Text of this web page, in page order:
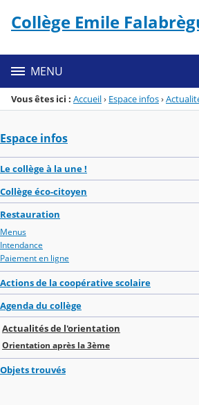
Menu de la rubrique
Contenu
Collège Emile
MENU
Vous êtes ici : Accueil› Espace infos›
Espace infos
Le collège à la une !
Collège éco-citoyen
Restauration
Menus
Intendance
Paiement en ligne
Actions de la coopérative scolaire
Agenda du collège
Actualités de l'orientation
Orientation après la 3ème
Objets trouvés